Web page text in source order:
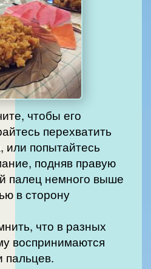
чтобы его
подняв правую
палец немного выше
в сторону
что в разных
и пальцев.